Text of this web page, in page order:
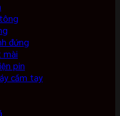
đứng
mài
pin
cầm tay